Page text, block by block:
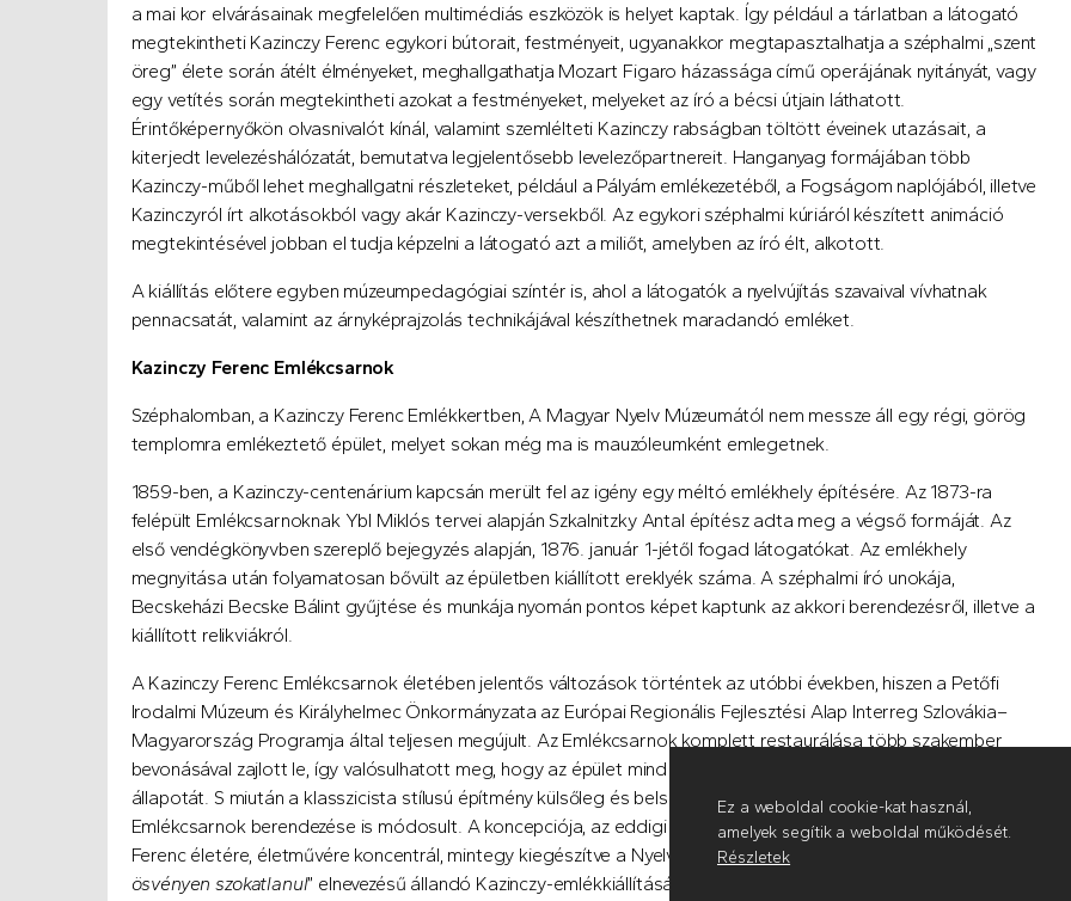
a mai kor elvárásainak megfelelően multimédiás eszközök is helyet kaptak. Így például a tárlatban a látogató
megtekintheti Kazinczy Ferenc egykori bútorait, festményeit, ugyanakkor megtapasztalhatja a széphalmi „szent
öreg” élete során átélt élményeket, meghallgathatja Mozart Figaro házassága című operájának nyitányát, vagy
egy vetítés során megtekintheti azokat a festményeket, melyeket az író a bécsi útjain láthatott.
Érintőképernyőkön olvasnivalót kínál, valamint szemlélteti Kazinczy rabságban töltött éveinek utazásait, a
kiterjedt levelezéshálózatát, bemutatva legjelentősebb levelezőpartnereit. Hanganyag formájában több
Kazinczy-műből lehet meghallgatni részleteket, például a Pályám emlékezetéből, a Fogságom naplójából, illetve
Kazinczyról írt alkotásokból vagy akár Kazinczy-versekből. Az egykori széphalmi kúriáról készített animáció
megtekintésével jobban el tudja képzelni a látogató azt a miliőt, amelyben az író élt, alkotott.
A kiállítás előtere egyben múzeumpedagógiai színtér is, ahol a látogatók a nyelvújítás szavaival vívhatnak
pennacsatát, valamint az árnyképrajzolás technikájával készíthetnek maradandó emléket.
Kazinczy Ferenc Emlékcsarnok
Széphalomban, a Kazinczy Ferenc Emlékkertben, A Magyar Nyelv Múzeumától nem messze áll egy régi, görög
templomra emlékeztető épület, melyet sokan még ma is mauzóleumként emlegetnek.
1859-ben, a Kazinczy-centenárium kapcsán merült fel az igény egy méltó emlékhely építésére. Az 1873-ra
felépült Emlékcsarnoknak Ybl Miklós tervei alapján Szkalnitzky Antal építész adta meg a végső formáját. Az
első vendégkönyvben szereplő bejegyzés alapján, 1876. január 1-jétől fogad látogatókat. Az emlékhely
megnyitása után folyamatosan bővült az épületben kiállított ereklyék száma. A széphalmi író unokája,
Becskeházi Becske Bálint gyűjtése és munkája nyomán pontos képet kaptunk az akkori berendezésről, illetve a
kiállított relikviákról.
A Kazinczy Ferenc Emlékcsarnok életében jelentős változások történtek az utóbbi években, hiszen a Petőfi
Irodalmi Múzeum és Királyhelmec Önkormányzata az Európai Regionális Fejlesztési Alap Interreg Szlovákia–
Magyarország Programja által teljesen megújult. Az Emlékcsarnok komplett restaurálása több szakember
bevonásával zajlott le, így valósulhatott meg, hogy az épület mind kívülről, mind belülről visszanyerte eredeti
állapotát. S miután a klasszicista stílusú építmény külsőleg és belsőleg is megújult, ebből adódóan az
Emlékcsarnok berendezése is módosult. A koncepciója, az eddigi hagyományokhoz kapcsolódva, Kazinczy
Ferenc életére, életművére koncentrál, mintegy kiegészítve a Nyelvmúzeum 2021. június 21-én megnyílt „
ösvényen szokatlanul” elnevezésű állandó Kazinczy-emlékkiállítását.
Ez a weboldal cookie-kat használ,
amelyek segítik a weboldal működését.
Részletek